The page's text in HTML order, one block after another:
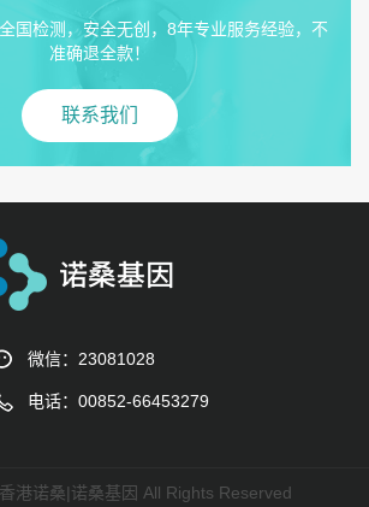
国检测，安全无创，8年专业服务经验，不
准确退全款！
联系我们
微信：23081028
电话：00852-66453279
港诺桑|诺桑基因 All Rights Reserved